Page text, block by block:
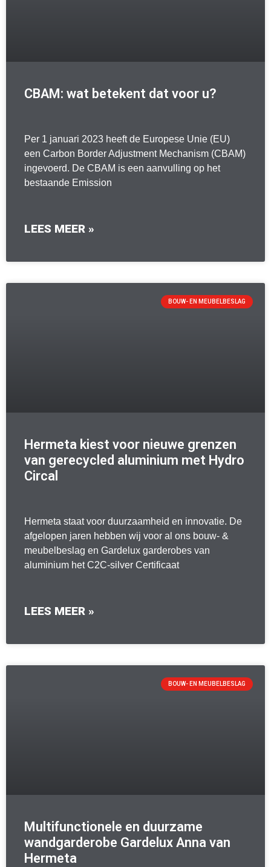
CBAM: wat betekent dat voor u?
Per 1 januari 2023 heeft de Europese Unie (EU)
een Carbon Border Adjustment Mechanism (CBAM)
ingevoerd. De CBAM is een aanvulling op het
bestaande Emission
LEES MEER »
BOUW- EN MEUBELBESLAG
Hermeta kiest voor nieuwe grenzen
van gerecycled aluminium met Hydro
Circal
Hermeta staat voor duurzaamheid en innovatie. De
afgelopen jaren hebben wij voor al ons bouw- &
meubelbeslag en Gardelux garderobes van
aluminium het C2C-silver Certificaat
LEES MEER »
BOUW- EN MEUBELBESLAG
Multifunctionele en duurzame
wandgarderobe Gardelux Anna van
Hermeta